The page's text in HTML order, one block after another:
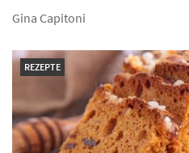
Gina Capitoni
REZEPTE